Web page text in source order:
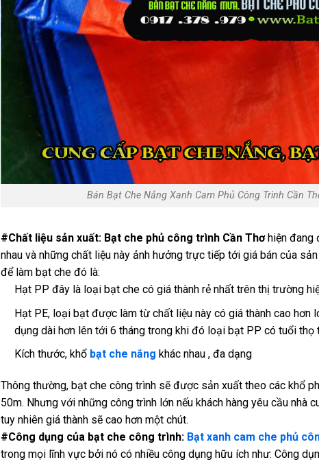
Bán Bạt Che Nắng Xanh Cam Phủ Công Trình Cần
#Chất liệu sản xuất: Bạt che phủ công trình Cần Thơhiện đang
nhau và những chất liệu này ảnh hưởng trực tiếp tới giá bán của
để làm bạt che đó là:
Hạt PP đây là loại bạt che có giá thành rẻ nhất trên thị trường
Hạt PE, loại bạt được làm từ chất liệu này có giá thành cao
dụng dài hơn lên tới 6 tháng trong khi đó loại bạt PP có tuổi thọ
Kích thước, khổ bạt che nắng khác nhau , đa dạng
Thông thường, bạt che công trình sẽ được sản xuất theo các khổ
50m. Nhưng với những công trình lớn nếu khách hàng yêu cầu nhà
tuy nhiên giá thành sẽ cao hơn một chút.
#Công dụng của bạt che công trình: Bạt xanh cam che phủ
trong mọi lĩnh vực bởi nó có nhiều công dụng hữu ích như: Công